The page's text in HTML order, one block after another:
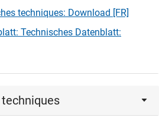
techniques: Download [FR]
Technisches Datenblatt: